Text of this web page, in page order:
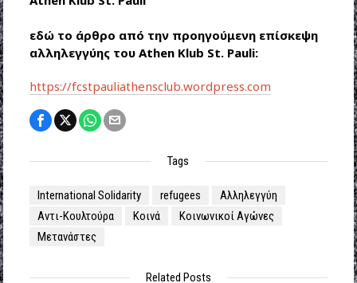
εδώ το άρθρο από την προηγούμενη επίσκεψη
αλληλεγγύης του Athen Klub St. Pauli:
https://fcstpauliathensclub.wordpress.com
Tags
International Solidarity refugees
Αλληλεγγύη
Αντι-Κουλτούρα
Κοινά
Κοινωνικοί Αγώνες
Μετανάστες
Related Posts